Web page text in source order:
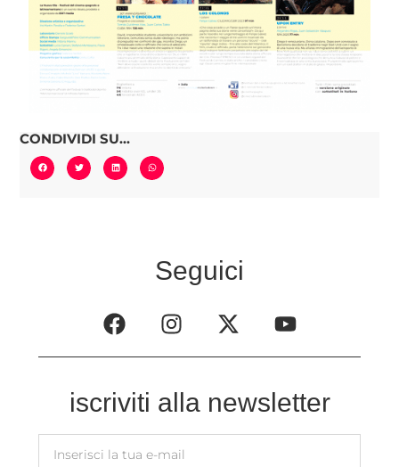
CONDIVIDI SU...
Seguici
iscriviti alla newsletter